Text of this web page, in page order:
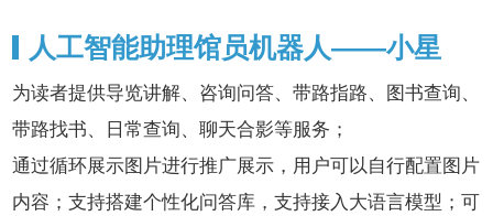
人工智能助理馆员机器人——小星
为读者提供导览讲解、咨询问答、带路指路、图书查询、
带路找书、日常查询、聊天合影等服务；
通过循环展示图片进行推广展示，用户可以自行配置图片
内容；支持搭建个性化问答库，支持接入大语言模型；可